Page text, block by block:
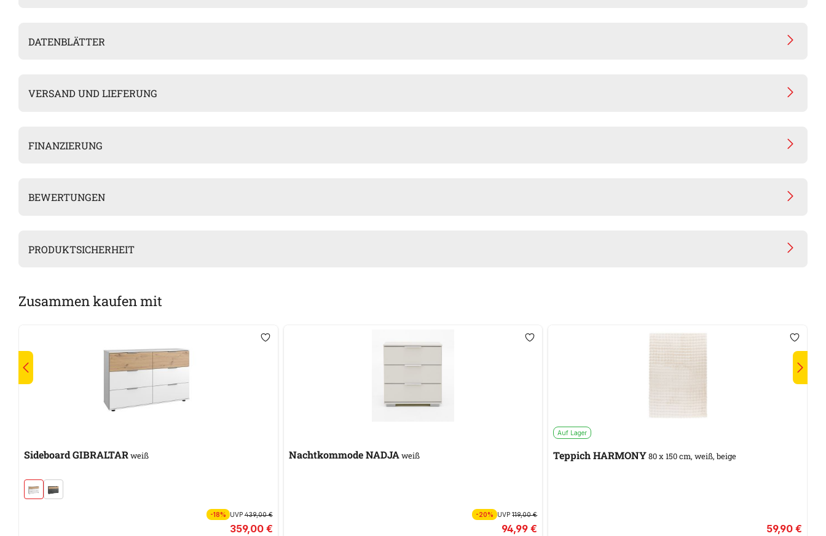
DATENBLÄTTER
VERSAND UND LIEFERUNG
FINANZIERUNG
BEWERTUNGEN
PRODUKTSICHERHEIT
Zusammen kaufen mit
Sideboard GIBRALTARweiß
-18% UVP439,00 €
359,00 €
Nachtkommode NADJAweiß
-20% UVP119,00 €
94,99 €
Auf Lager
Teppich HARMONY80 x 150 cm, weiß, beige
59,90 €